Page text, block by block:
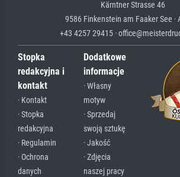
Kärntner Strasse 46
9586 Finkenstein am Faaker See ·
+43 4257 29415 ·
Stopka
redakcyjna i
kontakt
· Kontakt
· Stopka
redakcyjna
· Regulamin
· Ochrona
danych
Dodatkowe
informacje
· Własny
motyw
· Sprzedaj
swoją sztukę
· Jakość
· Zdjęcia
naszej pracy